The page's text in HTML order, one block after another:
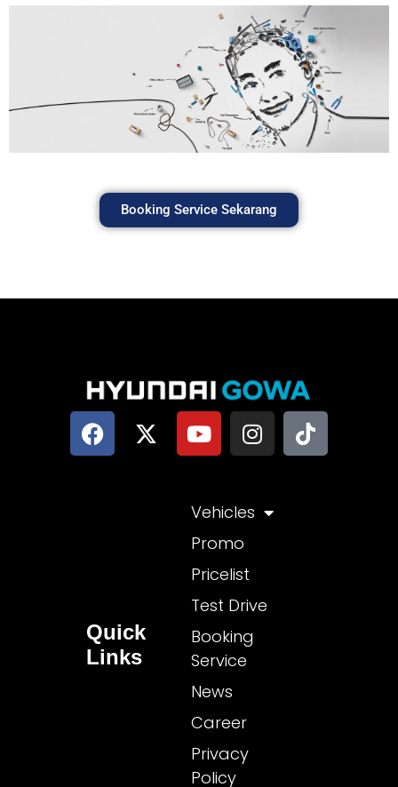
Booking Service Sekarang
Quick
Links
Vehicles
Promo
Pricelist
Test Drive
Booking
Service
News
Career
Privacy
Policy